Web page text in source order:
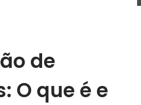
de
O que é e